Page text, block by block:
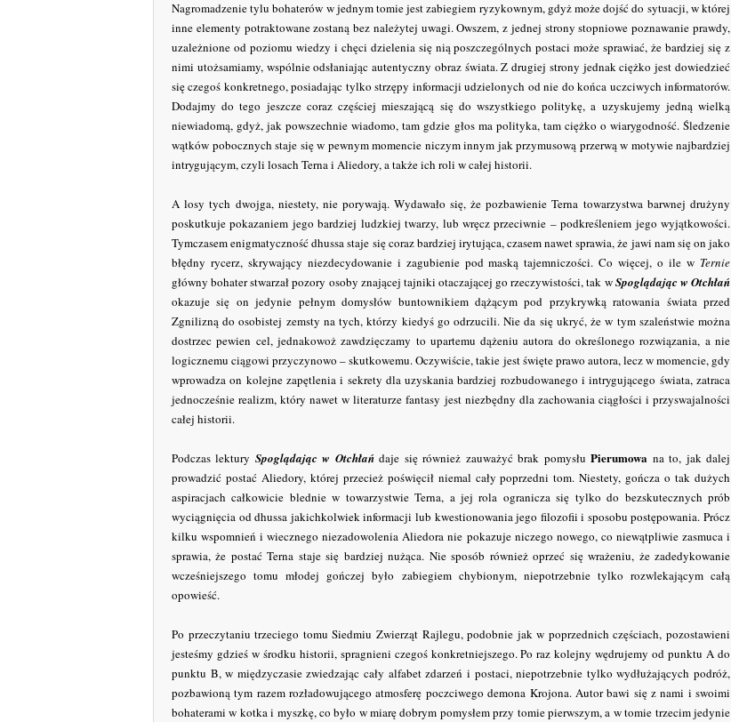
Nagromadzenie tylu bohaterów w jednym tomie jest zabiegiem ryzykownym, gdyż może dojść do sytuacji, w której
inne elementy potraktowane zostaną bez należytej uwagi. Owszem, z jednej strony stopniowe poznawanie prawdy,
uzależnione od poziomu wiedzy i chęci dzielenia się nią poszczególnych postaci może sprawiać, że bardziej się z
nimi utożsamiamy, wspólnie odsłaniając autentyczny obraz świata. Z drugiej strony jednak ciężko jest dowiedzieć
się czegoś konkretnego, posiadając tylko strzępy informacji udzielonych od nie do końca uczciwych informatorów.
Dodajmy do tego jeszcze coraz częściej mieszającą się do wszystkiego politykę, a uzyskujemy jedną wielką
niewiadomą, gdyż, jak powszechnie wiadomo, tam gdzie głos ma polityka, tam ciężko o wiarygodność. Śledzenie
wątków pobocznych staje się w pewnym momencie niczym innym jak przymusową przerwą w motywie najbardziej
intrygującym, czyli losach Terna i Aliedory, a także ich roli w całej historii.
A losy tych dwojga, niestety, nie porywają. Wydawało się, że pozbawienie Terna towarzystwa barwnej drużyny
poskutkuje pokazaniem jego bardziej ludzkiej twarzy, lub wręcz przeciwnie – podkreśleniem jego wyjątkowości.
Tymczasem enigmatyczność dhussa staje się coraz bardziej irytująca, czasem nawet sprawia, że jawi nam się on jako
błędny rycerz, skrywający niezdecydowanie i zagubienie pod maską tajemniczości. Co więcej, o ile w Ternie
główny bohater stwarzał pozory osoby znającej tajniki otaczającej go rzeczywistości, tak wSpoglądając w Otchłań
okazuje się on jedynie pełnym domysłów buntownikiem dążącym pod przykrywką ratowania świata przed
Zgnilizną do osobistej zemsty na tych, którzy kiedyś go odrzucili. Nie da się ukryć, że w tym szaleństwie można
dostrzec pewien cel, jednakowoż zawdzięczamy to upartemu dążeniu autora do określonego rozwiązania, a nie
logicznemu ciągowi przyczynowo – skutkowemu. Oczywiście, takie jest święte prawo autora, lecz w momencie, gdy
wprowadza on kolejne zapętlenia i sekrety dla uzyskania bardziej rozbudowanego i intrygującego świata, zatraca
jednocześnie realizm, który nawet w literaturze fantasy jest niezbędny dla zachowania ciągłości i przyswajalności
całej historii.
Podczas lektury Spoglądając w Otchłańdaje się również zauważyć brak pomysłuPierumowa na to, jak dalej
prowadzić postać Aliedory, której przecież poświęcił niemal cały poprzedni tom. Niestety, gończa o tak dużych
aspiracjach całkowicie blednie w towarzystwie Terna, a jej rola ogranicza się tylko do bezskutecznych prób
wyciągnięcia od dhussa jakichkolwiek informacji lub kwestionowania jego filozofii i sposobu postępowania. Prócz
kilku wspomnień i wiecznego niezadowolenia Aliedora nie pokazuje niczego nowego, co niewątpliwie zasmuca i
sprawia, że postać Terna staje się bardziej nużąca. Nie sposób również oprzeć się wrażeniu, że zadedykowanie
wcześniejszego tomu młodej gończej było zabiegiem chybionym, niepotrzebnie tylko rozwlekającym całą
opowieść.
Po przeczytaniu trzeciego tomu Siedmiu Zwierząt Rajlegu, podobnie jak w poprzednich częściach, pozostawieni
jesteśmy gdzieś w środku historii, spragnieni czegoś konkretniejszego. Po raz kolejny wędrujemy od punktu A do
punktu B, w międzyczasie zwiedzając cały alfabet zdarzeń i postaci, niepotrzebnie tylko wydłużających podróż,
pozbawioną tym razem rozładowującego atmosferę poczciwego demona Krojona. Autor bawi się z nami i swoimi
bohaterami w kotka i myszkę, co było w miarę dobrym pomysłem przy tomie pierwszym, a w tomie trzecim jedynie